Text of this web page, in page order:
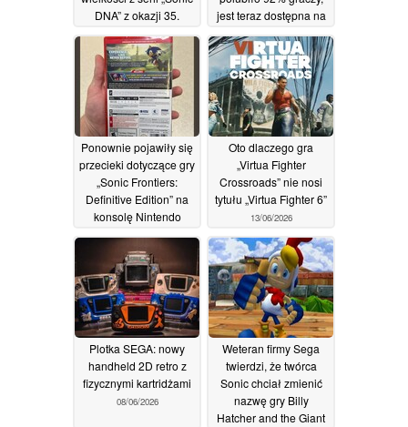
DNA” z okazji 35.
20/06/2026
jest teraz dostępna na
procentową zniżką
18/06/2026
Ponownie pojawiły się
przecieki dotyczące gry
„Sonic Frontiers:
Definitive Edition” na
konsolę Nintendo
doniesień
egzemplarze fizyczne
trafiły już do sklepów
17/06/2026
Oto dlaczego gra
„Virtua Fighter
Crossroads” nie nosi
tytułu „Virtua Fighter 6”
13/06/2026
Plotka SEGA: nowy
handheld 2D retro z
fizycznymi kartridżami
08/06/2026
Weteran firmy Sega
twierdzi, że twórca
Sonic chciał zmienić
nazwę gry Billy
Hatcher and the Giant